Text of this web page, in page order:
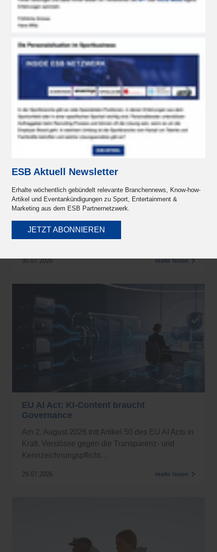
ESB Aktuell Newsletter
Erhalte wöchentlich gebündelt relevante Branchennews, Know-how-
Artikel und Eventankündigungen zu Sport, Entertainment &
Marketing aus dem ESB Partnernetzwerk.
JETZT ABONNIEREN
Marketing befindet sich im Umbruch. Neue
Technologien, verändertes Konsumentenverhalten
und die zunehmende Bedeutung…
03.08.2026
Musiknutzung und KI im Sport- und
Entertainment-Marketing
und prägt Erlebnisse. Mit KI-generierter Musik
entstehen neue…
30.07.2026 mehr lesen
EU AI Act: KI-Content braucht
Governance
Am 2. August 2026 tritt Artikel 50 des EU AI Acts in
Kraft. Verstösse gegen die Transparenz- und
Kennzeichnungspflicht…
29.07.2026 mehr lesen